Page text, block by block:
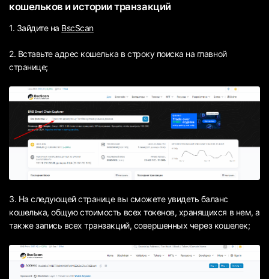
кошельков и истории транзакций
1. Зайдите на BscScan
2. Вставьте адрес кошелька в строку поиска на главной
странице;
3. На следующей странице вы сможете увидеть баланс
кошелька, общую стоимость всех токенов, хранящихся в нем, а
также запись всех транзакций, совершенных через кошелек;